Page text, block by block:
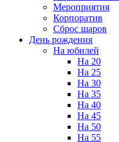
Мероприятия
Корпоратив
Сброс шаров
День рождения
На юбилей
На 20
На 25
На 30
На 35
На 40
На 45
На 50
На 55